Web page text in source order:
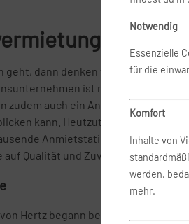
geht, dann denken viele Menschen
ist nicht nur der
zudem auch ein Anbieter, der auf
kann. Heutzutage ist Hertz in
Anmietstationen. Der
auf Qualität und Zuverlässigkeit
Hertz begann bereits im Jahr 1918.
Notwendig
Essenzielle
für die
Komfort
Inhalte von
werden,
mehr.